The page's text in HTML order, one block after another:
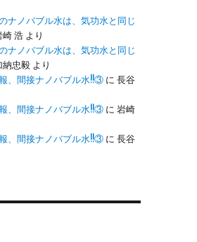
ナノバブル水は、気功水と同じ
崎 浩 より
ナノバブル水は、気功水と同じ
納忠毅 より
、間接ナノバブル水!!③ に長谷
、間接ナノバブル水!!③ に岩崎
、間接ナノバブル水!!③ に長谷